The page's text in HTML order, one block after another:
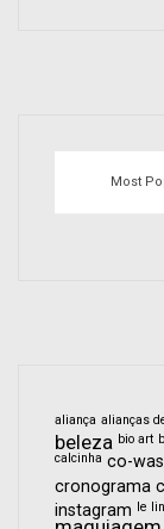
Most
aliança alianças
beleza bio art
calcinha co-
cronograma
instagram le